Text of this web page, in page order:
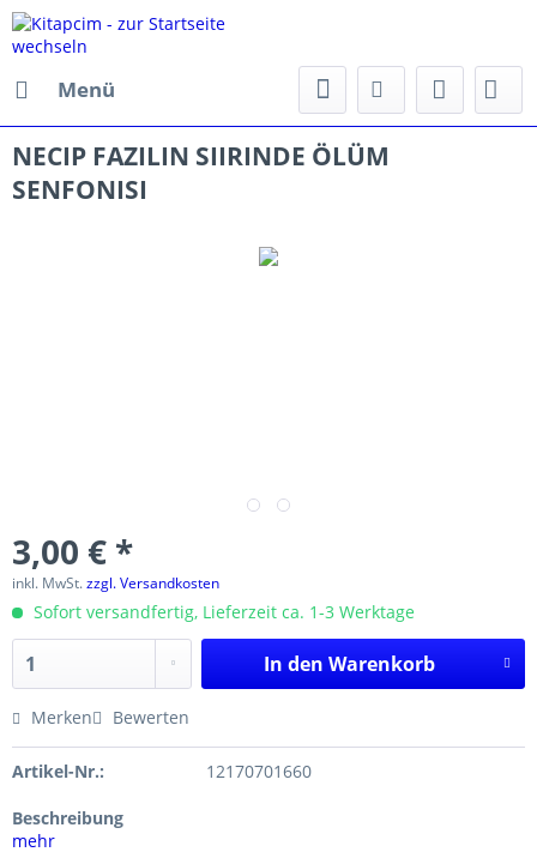
Menü
NECIP FAZILIN SIIRINDE ÖLÜM
SENFONISI
3,00 € *
inkl. MwSt.zzgl. Versandkosten
Sofort versandfertig, Lieferzeit ca. 1-3 Werktage
In den Warenkorb
Merken Bewerten
Artikel-Nr.: 12170701660
Beschreibung
mehr